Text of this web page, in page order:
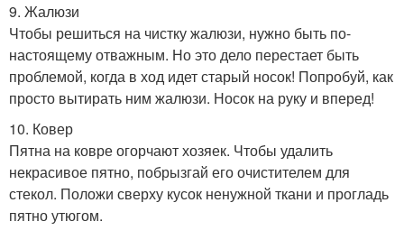
9. Жалюзи
Чтобы решиться на чистку жалюзи, нужно быть по-
настоящему отважным. Но это дело перестает быть
проблемой, когда в ход идет старый носок! Попробуй, как
просто вытирать ним жалюзи. Носок на руку и вперед!
10. Ковер
Пятна на ковре огорчают хозяек. Чтобы удалить
некрасивое пятно, побрызгай его очистителем для
стекол. Положи сверху кусок ненужной ткани и прогладь
пятно утюгом.